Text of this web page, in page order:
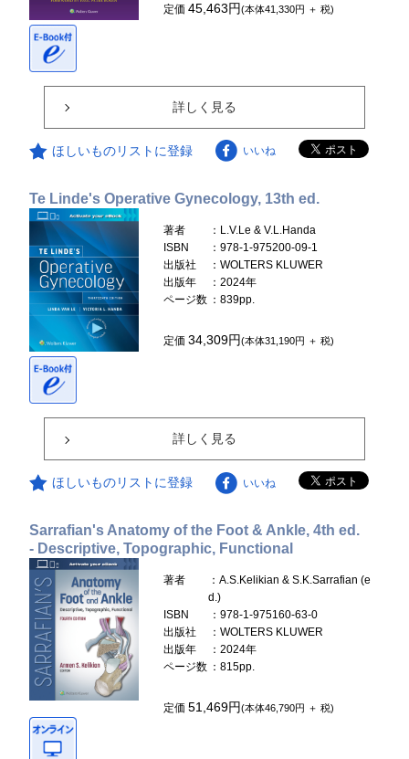
定価45,463円(本体41,330円 ＋ 税)
詳しく見る
ほしいものリストに登録 いいね
Te Linde's Operative Gynecology, 13th ed.
著者
：L.V.Le & V.L.Handa
ISBN
：978-1-975200-09-1
出版社
：WOLTERS KLUWER
出版年
：2024年
ページ数 ：839pp.
定価34,309円(本体31,190円 ＋ 税)
詳しく見る
ほしいものリストに登録 いいね
Sarrafian's Anatomy of the Foot & Ankle, 4th ed.
- Descriptive, Topographic, Functional
著者
：A.S.Kelikian & S.K.Sarrafian (e
d.)
ISBN
：978-1-975160-63-0
出版社
：WOLTERS KLUWER
出版年
：2024年
ページ数 ：815pp.
定価51,469円(本体46,790円 ＋ 税)